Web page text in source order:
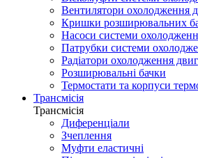
Вентилятори охолодження
Кришки розширювальних
Насоси системи
Патрубки системи
Радіатори охолодження
Розширювальні бачки
Термостати та корпуси
Трансмісія
Трансмісія
Диференціали
Зчеплення
Муфти еластичні